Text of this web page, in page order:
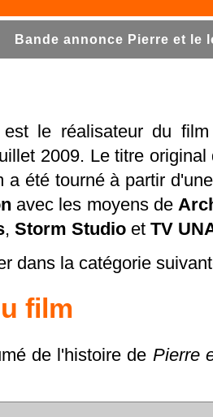
Bande annonce Pierre et le
est le réalisateur du
2009. Le titre
a été tourné à partir
avec les moyens de
, Storm Studio et TV
dans la catégorie
film
de l'histoire de Pierre